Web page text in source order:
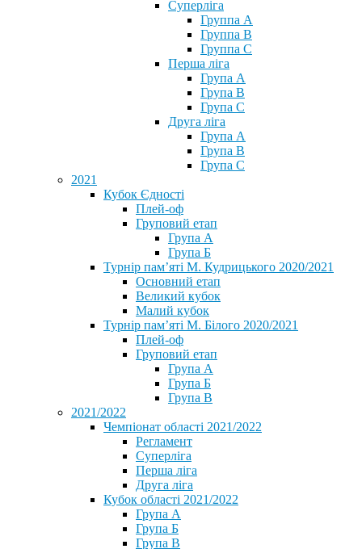
Суперліга
Группа A
Группа B
Группа C
Перша ліга
Група A
Група B
Група C
Друга ліга
Група A
Група B
Група C
2021
Кубок Єдності
Плей-оф
Груповий етап
Група А
Група Б
Турнір пам’яті М. Кудрицького 2020/2021
Основний етап
Великий кубок
Малий кубок
Турнір пам’яті М. Білого 2020/2021
Плей-оф
Груповий етап
Група А
Група Б
Група В
2021/2022
Чемпіонат області 2021/2022
Регламент
Суперліга
Перша ліга
Друга ліга
Кубок області 2021/2022
Група А
Група Б
Група В